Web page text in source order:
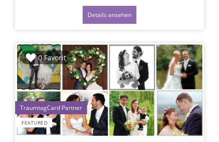
Details ansehen
0 Favorit
FEATURED
1